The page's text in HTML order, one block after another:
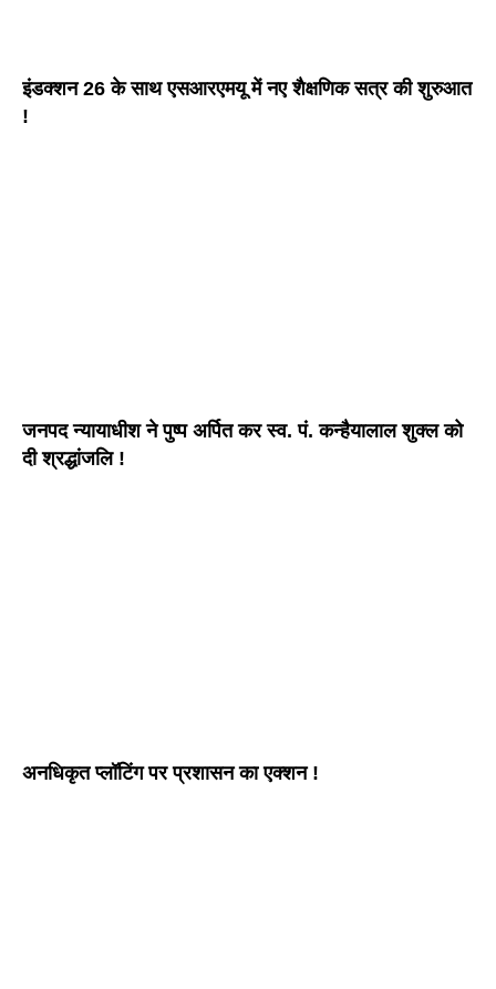
इंडक्शन 26 के साथ एसआरएमयू में नए शैक्षणिक सत्र की शुरुआत
!
जनपद न्यायाधीश ने पुष्प अर्पित कर स्व. पं. कन्हैयालाल शुक्ल को
दी श्रद्धांजलि !
अनधिकृत प्लॉटिंग पर प्रशासन का एक्शन !